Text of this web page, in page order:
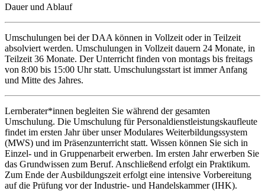
Dauer und Ablauf
Umschulungen bei der DAA können in Vollzeit oder in Teilzeit
absolviert werden. Umschulungen in Vollzeit dauern 24 Monate, in
Teilzeit 36 Monate. Der Unterricht finden von montags bis freitags
von 8:00 bis 15:00 Uhr statt. Umschulungsstart ist immer Anfang
und Mitte des Jahres.
Lernberater*innen begleiten Sie während der gesamten
Umschulung. Die Umschulung für Personaldienstleistungskaufleute
findet im ersten Jahr über unser Modulares Weiterbildungssystem
(MWS) und im Präsenzunterricht statt. Wissen können Sie sich in
Einzel- und in Gruppenarbeit erwerben. Im ersten Jahr erwerben Sie
das Grundwissen zum Beruf. Anschließend erfolgt ein Praktikum.
Zum Ende der Ausbildungszeit erfolgt eine intensive Vorbereitung
auf die Prüfung vor der Industrie- und Handelskammer (IHK).